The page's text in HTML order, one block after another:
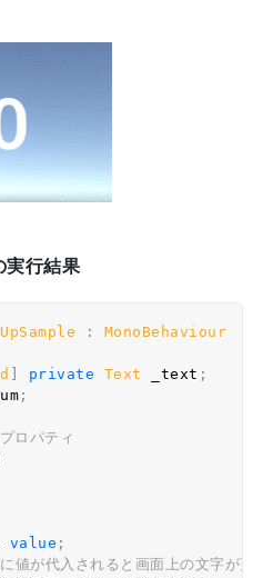
実行結果
:
MonoBehaviour
private Text _text ;
;
ロパティ
value ;
値が代入されると画面上の文字が更